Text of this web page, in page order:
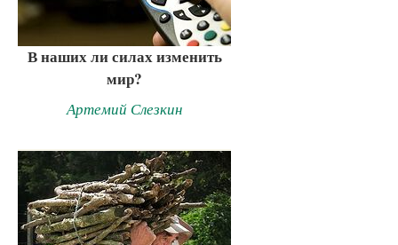
В наших ли силах изменить
мир?
Артемий Слезкин